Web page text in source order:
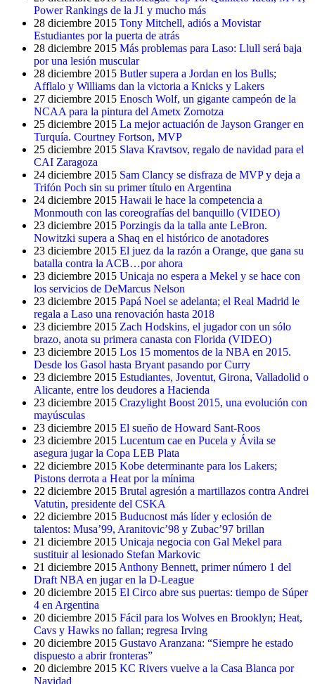
Power Rankings de la J1 y mucho más
28 diciembre 2015 Tony Mitchell, adiós a Movistar
Estudiantes por la puerta de atrás
28 diciembre 2015 Más problemas para Laso: Llull será baja
por una lesión muscular
28 diciembre 2015 Butler supera a Jordan en los Bulls;
Afflalo y Williams dan la victoria a Knicks y Lakers
27 diciembre 2015 Enosch Wolf, un gigante campeón de la
NCAA para la pintura del Ametx Zornotza
25 diciembre 2015 La mejor actuación de Jayson Granger en
Turquía. Courtney Fortson, MVP
25 diciembre 2015 Slava Kravtsov, regalo de navidad para el
CAI Zaragoza
24 diciembre 2015 Sam Clancy se disfraza de MVP y deja a
Trifón Poch sin su primer título en Argentina
24 diciembre 2015 Hawaii le hace la competencia a
Monmouth con las coreografías del banquillo (VIDEO)
23 diciembre 2015 Porzingis da la talla ante LeBron.
Nowitzki supera a Shaq en el histórico de anotadores
23 diciembre 2015 El juez da la razón a Orange, que gana su
batalla contra la ACB…por ahora
23 diciembre 2015 Unicaja no espera a Mekel y se hace con
los servicios de DeMarcus Nelson
23 diciembre 2015 Papá Noel se adelanta; el Real Madrid le
regala a Laso una renovación hasta 2018
23 diciembre 2015 Zach Hodskins, el jugador con un sólo
brazo, anota su primera canasta con Florida (VIDEO)
23 diciembre 2015 Los 15 momentos de la NBA en 2015.
Desde los Gasol hasta Bryant pasando por Curry
23 diciembre 2015 Estudiantes, Joventut, Girona, Valladolid o
Alicante, entre los deudores a Hacienda
23 diciembre 2015 Crazylight Boost 2015, una evolución con
mayúsculas
23 diciembre 2015 El sueño de Howard Sant-Roos
23 diciembre 2015 Lucentum cae en Pucela y Ávila se
asegura jugar la Copa LEB Plata
22 diciembre 2015 Kobe determinante para los Lakers;
Pistons derrota a Heat por la mínima
22 diciembre 2015 Brutal agresión a martillazos contra Andrei
Vatutin, presidente del CSKA
22 diciembre 2015 Buducnost más líder y eclosión de
talentos: Musa’99, Aranitovic’98 y Zubac’97 brillan
21 diciembre 2015 Unicaja negocia con Gal Mekel para
sustituir al lesionado Stefan Markovic
21 diciembre 2015 Anthony Bennett, primer número 1 del
Draft NBA en jugar en la D-League
20 diciembre 2015 El Circo abre sus puertas: tiempo de Súper
4 en Argentina
20 diciembre 2015 Fácil para los Wolves en Brooklyn; Heat,
Cavs y Hawks no fallan; regresa Irving
20 diciembre 2015 Gustavo Aranzana: “Siempre he estado
dispuesto a abrir fronteras”
20 diciembre 2015 KC Rivers vuelve a la Casa Blanca por
Navidad